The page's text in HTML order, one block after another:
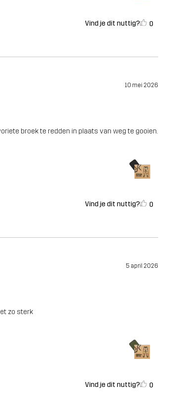
Vind je dit nuttig? 0
10 mei 2026
broek te redden in plaats van weg te gooien.
Vind je dit nuttig? 0
5 april 2026
zo sterk
Vind je dit nuttig? 0